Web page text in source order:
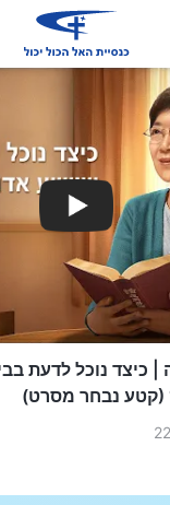
כיצד נוכל לדעת
(קטע נבחר מסרט)